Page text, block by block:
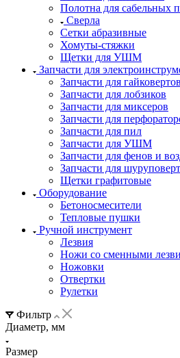
Полотна для сабельных
Сверла
Сетки абразивные
Хомуты-стяжки
Щетки для УШМ
Запчасти для
Запчасти для гайковертов
Запчасти для лобзиков
Запчасти для миксеров
Запчасти для
Запчасти для пил
Запчасти для УШМ
Запчасти для фенов и
Запчасти для
Щетки графитовые
Оборудование
Бетоносмесители
Тепловые пушки
Ручной инструмент
Лезвия
Ножи со сменными
Ножовки
Отвертки
Рулетки
Фильтр
Диаметр, мм
Размер